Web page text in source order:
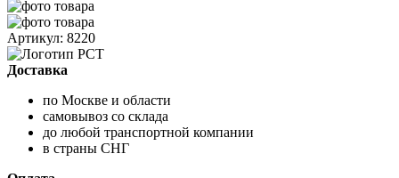
Артикул: 8220
Доставка
по Москве и области
самовывоз со склада
до любой транспортной компании
в страны СНГ